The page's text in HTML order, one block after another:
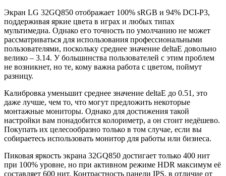
Экран LG 32GQ850 отображает 100% sRGB и 94% DCI-P3,
поддерживая яркие цвета в играх и любых типах
мультимедиа. Однако его точность по умолчанию не может
рассматриваться для использования профессиональными
пользователями, поскольку среднее значение deltaE довольно
велико – 3.14. У большинства пользователей с этим проблем
не возникнет, но те, кому важна работа с цветом, поймут
разницу.
Калибровка уменьшит среднее значение deltaE до 0.51, это
даже лучше, чем то, что могут предложить некоторые
монтажные мониторы. Однако для достижения такой
настройки вам понадобится колориметр, а он стоит недёшево.
Покупать их целесообразно только в том случае, если вы
собираетесь использовать монитор для работы или бизнеса.
Пиковая яркость экрана 32GQ850 достигает только 400 нит
при 100% уровне, но при активном режиме HDR максимум её
составляет 600 нит. Контрастность панели IPS, в отличие от